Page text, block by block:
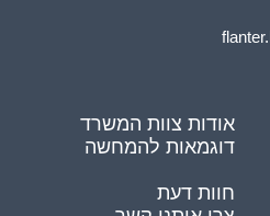
אודות צוות המשרד
דוגמאות להמחשה
חוות דעת